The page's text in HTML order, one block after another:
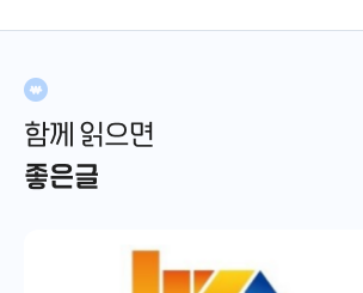
함께 읽으면
좋은글